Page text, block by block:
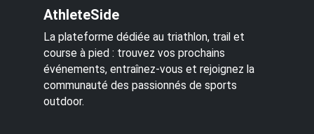
AthleteSide
La plateforme dédiée au triathlon, trail et
course à pied : trouvez vos prochains
événements, entraînez-vous et rejoignez la
communauté des passionnés de sports
outdoor.